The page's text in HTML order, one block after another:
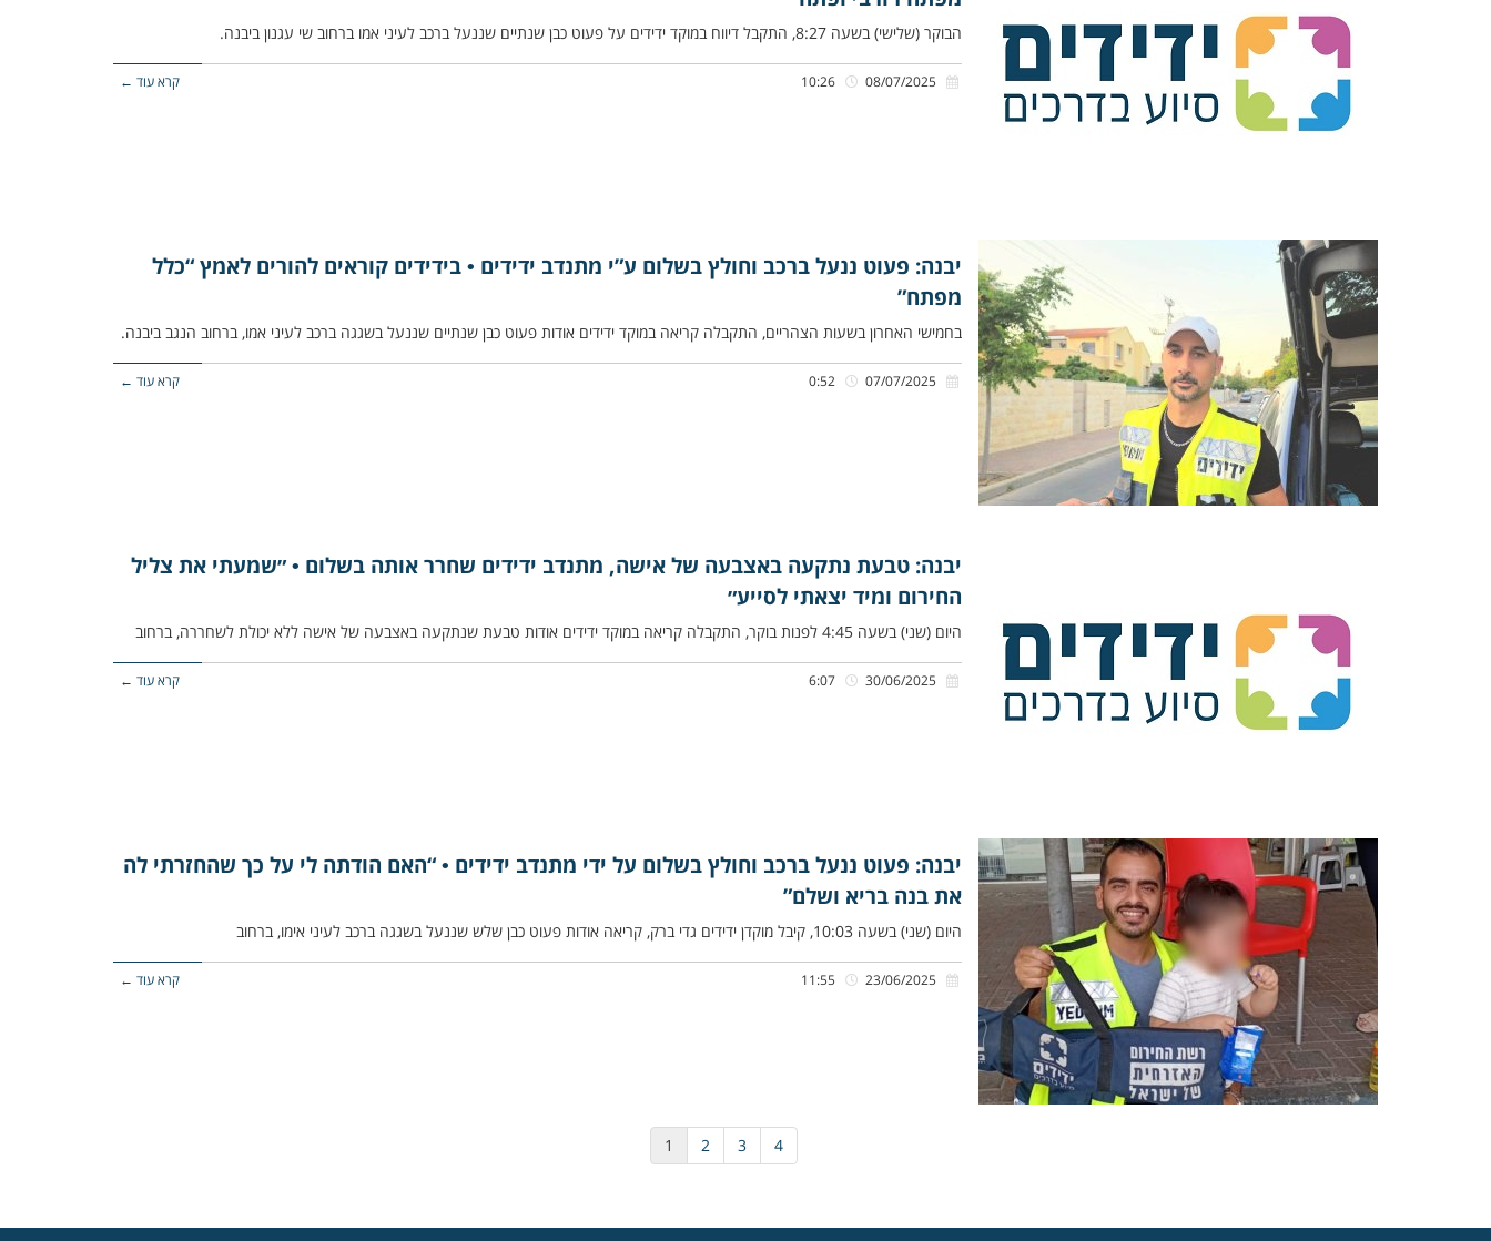
הבוקר (שלישי) בשעה 8:27, התקבל דיווח במוקד ידידים על פעוט כבן שנתיים שננעל ברכב לעיני אמו ברחוב שי עגנון ביבנה.
קרא עוד ←
יבנה: פעוט ננעל ברכב וחולץ בשלום ע”י מתנדב ידידים • בידידים קוראים להורים לאמץ “כלל
מפתח”
בחמישי האחרון בשעות הצהריים, התקבלה קריאה במוקד ידידים אודות פעוט כבן שנתיים שננעל בשגגה ברכב לעיני אמו, ברחוב הנגב ביבנה.
קרא עוד ←
יבנה: טבעת נתקעה באצבעה של אישה, מתנדב ידידים שחרר אותה בשלום • ״שמעתי את צליל
החירום ומיד יצאתי לסייע״
היום (שני) בשעה 4:45 לפנות בוקר, התקבלה קריאה במוקד ידידים אודות טבעת שנתקעה באצבעה של אישה ללא יכולת לשחררה, ברחוב
קרא עוד ←
יבנה: פעוט ננעל ברכב וחולץ בשלום על ידי מתנדב ידידים • “האם הודתה לי על כך שהחזרתי לה
את בנה בריא ושלם”
היום (שני) בשעה 10:03, קיבל מוקדן ידידים גדי ברק, קריאה אודות פעוט כבן שלש שננעל בשגגה ברכב לעיני אימו, ברחוב
קרא עוד ←
1 2 3 4